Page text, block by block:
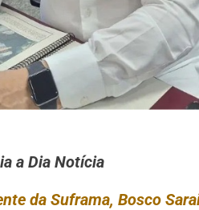
a Dia Notícia
da Suframa, Bosco